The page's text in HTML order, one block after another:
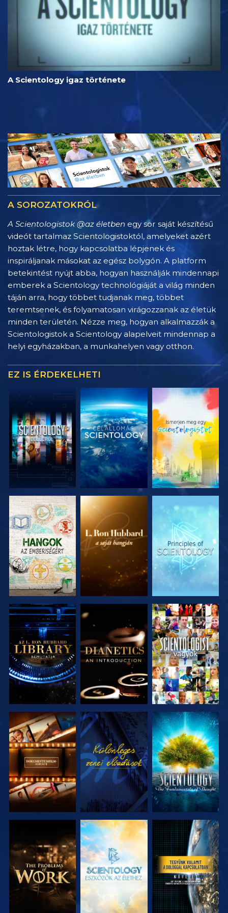
A Scientology igaz története
A SOROZATOKRÓL
A Scientologistok @az életben egy sor saját készítésű
videót tartalmaz Scientologistoktól, amelyeket azért
hoztak létre, hogy kapcsolatba lépjenek és
inspiráljanak másokat az egész bolygón. A platform
betekintést nyújt abba, hogyan használják mindennapi
emberek a Scientology technológiáját a világ minden
táján arra, hogy többet tudjanak meg, többet
teremtsenek, és folyamatosan virágozzanak az életük
minden területén. Nézze meg, hogyan alkalmazzák a
Scientologistok a Scientology alapelveit mindennap a
helyi egyházakban, a munkahelyen vagy otthon.
EZ IS ÉRDEKELHETI
A SOROZAT
RÉSZEI
A SOROZAT
RÉSZEI
A SOROZAT
RÉSZEI
A SOROZAT
RÉSZEI
A SOROZAT
RÉSZEI
MŰSORNÉZÉS
A SOROZAT
RÉSZEI
MŰSORNÉZÉS
A SOROZAT
RÉSZEI
A SOROZAT
RÉSZEI
A SOROZAT
RÉSZEI
MŰSORNÉZÉS